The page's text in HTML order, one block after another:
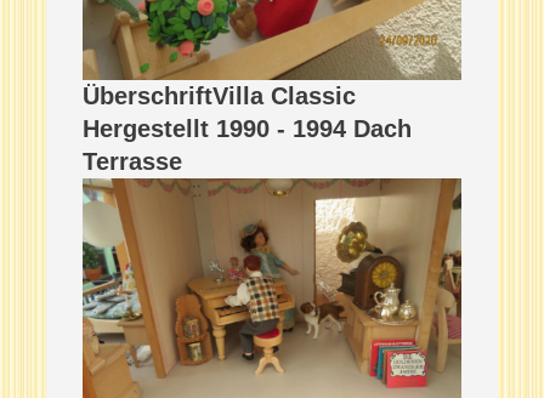
ÜberschriftVilla Classic
Hergestellt 1990 - 1994 Dach
Terrasse